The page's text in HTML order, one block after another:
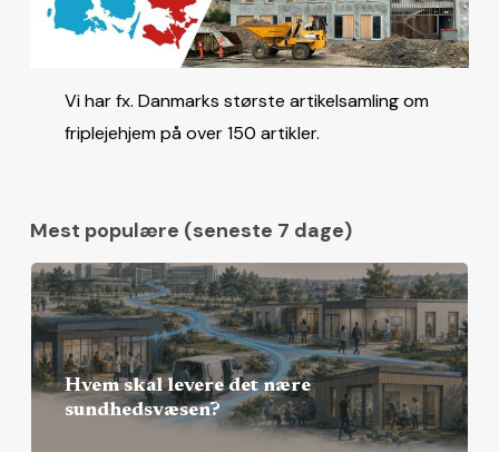
Vi har fx. Danmarks største artikelsamling om
friplejehjem på over 150 artikler.
Mest populære (seneste 7 dage)
Hvem skal levere det nære
sundhedsvæsen?